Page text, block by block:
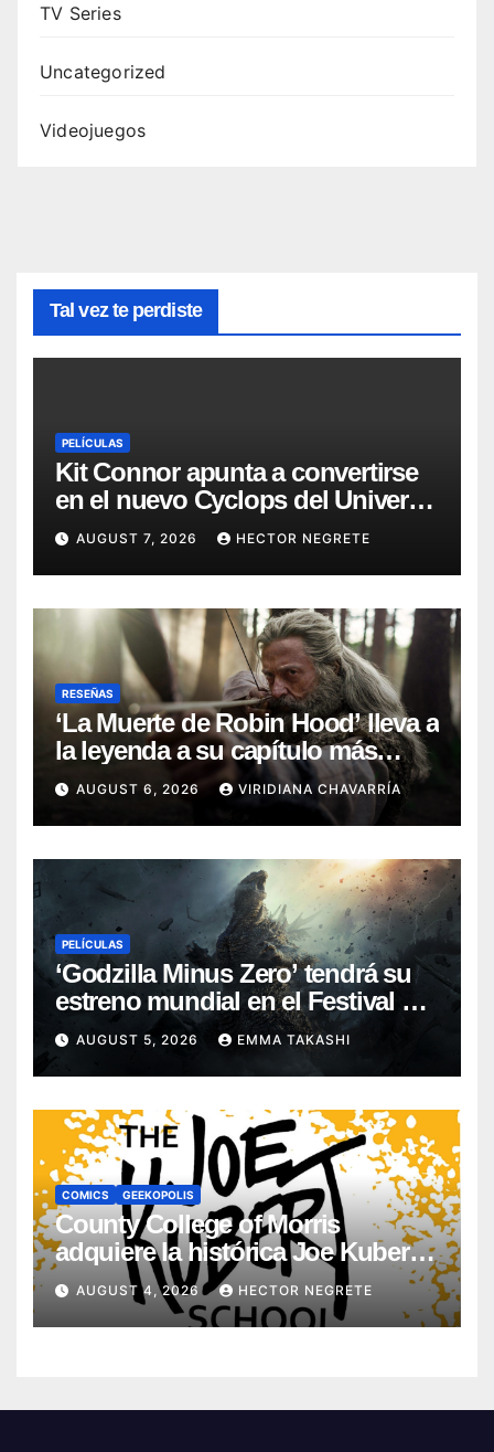
TV Series
Uncategorized
Videojuegos
Tal vez te perdiste
PELÍCULAS
Kit Connor apunta a convertirse
en el nuevo Cyclops del Universo
Marvel
AUGUST 7, 2026 HECTOR NEGRETE
RESEÑAS
‘La Muerte de Robin Hood’ lleva a
la leyenda a su capítulo más
oscuro (Reseña)
AUGUST 6, 2026 VIRIDIANA CHAVARRÍA
PELÍCULAS
‘Godzilla Minus Zero’ tendrá su
estreno mundial en el Festival de
Cine de Nueva York
AUGUST 5, 2026 EMMA TAKASHI
COMICS GEEKOPOLIS
County College of Morris
adquiere la histórica Joe Kubert
School
AUGUST 4, 2026 HECTOR NEGRETE